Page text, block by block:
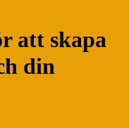
att skapa
din